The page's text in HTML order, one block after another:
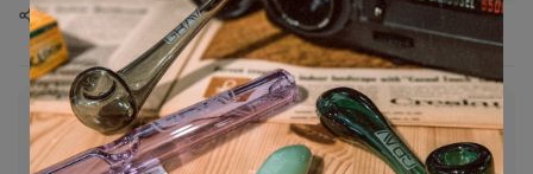
Compartir este producto
ENTREGA ESTIMADA
8–11 Ago
Días hábiles
ENVÍO GRATIS
+$1,500 MXN
En tu pedido